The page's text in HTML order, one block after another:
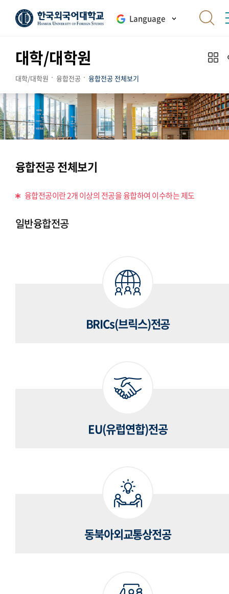
Language
대학/대학원
대학/대학원 융합전공 융합전공 전체보기
융합전공 전체보기
융합전공이란 2개 이상의 전공을 융합하여 이수하는 제도
일반융합전공
BRICs(브릭스)전공
EU(유럽연합)전공
동북아외교통상전공